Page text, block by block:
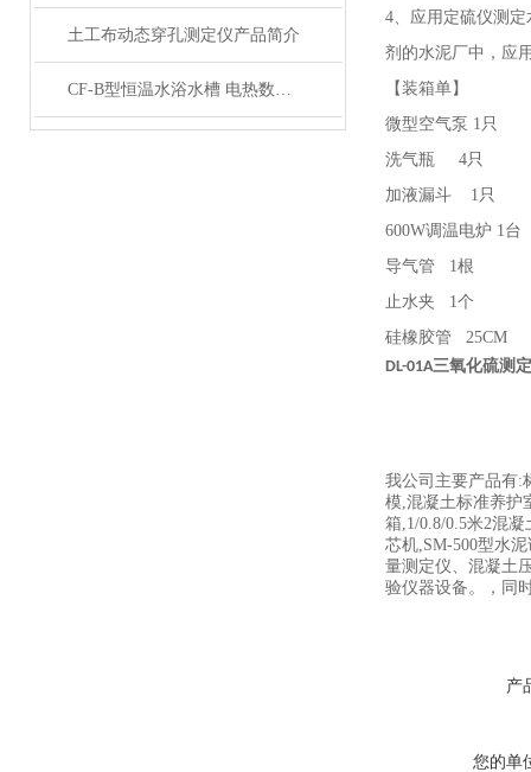
土工布动态穿孔测定仪产品简介
CF-B型恒温水浴水槽 电热数显实验室水浴锅加热产品展示
4、应用定硫仪测
剂的水泥厂中，应
【装箱单】
微型空气泵 1只
洗气瓶 4只
加液漏斗 1只
600W调温电炉 1台
导气管 1根
止水夹 1个
硅橡胶管 25CM
DL-01A三氧化硫测
我公司主要产品有:
模,混凝土标准养护
箱,1/0.8/0.5米2混
芯机,SM-500型水
量测定仪、混凝土
验仪器设备。，同
产
您的单